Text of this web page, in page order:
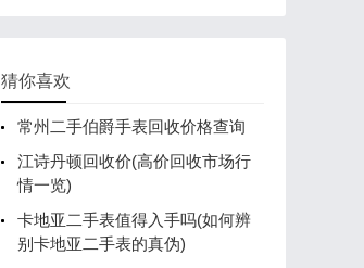
猜你喜欢
常州二手伯爵手表回收价格查询
江诗丹顿回收价(高价回收市场行
情一览)
卡地亚二手表值得入手吗(如何辨
别卡地亚二手表的真伪)